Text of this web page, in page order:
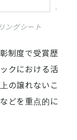
ングシート
制度で受賞歴
クにおける活
の譲れないこ
どを重点的に